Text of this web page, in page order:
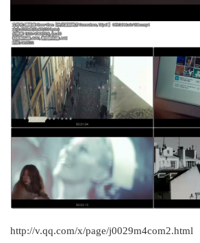
http://v.qq.com/x/page/j0029m4com2.html